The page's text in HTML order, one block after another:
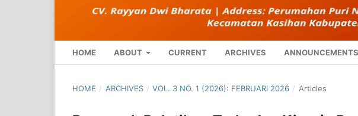
HOME ABOUT CURRENT ARCHIVES ANNOUNCEMENTS
HOME / ARCHIVES / VOL. 3 NO. 1 (2026): FEBRUARI 2026 / Articles